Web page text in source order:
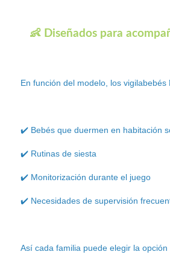
👶 Diseñados para
En función del modelo, los
✔️ Bebés que duermen en habitación
✔️ Rutinas de siesta
✔️ Monitorización durante el juego
✔️ Necesidades de supervisión
Así cada familia puede elegir la